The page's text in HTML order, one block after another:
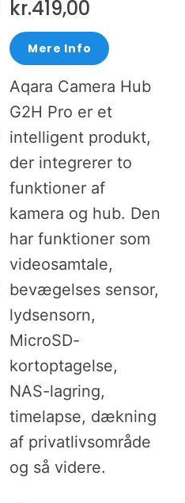
kr.419,00
Mere Info
Aqara Camera Hub
G2H Pro er et
intelligent produkt,
der integrerer to
funktioner af
kamera og hub. Den
har funktioner som
videosamtale,
bevægelses sensor,
lydsensorn,
MicroSD-
kortoptagelse,
NAS-lagring,
timelapse, dækning
af privatlivsområde
og så videre.